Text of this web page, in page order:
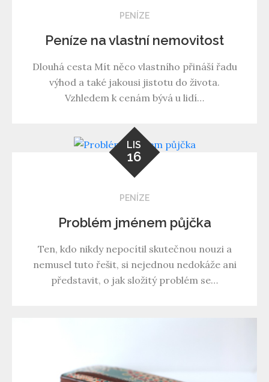
PENÍZE
Peníze na vlastní nemovitost
Dlouhá cesta Mít něco vlastního přináší řadu
výhod a také jakousi jistotu do života.
Vzhledem k cenám bývá u lidí…
LIS
16
PENÍZE
Problém jménem půjčka
Ten, kdo nikdy nepocítil skutečnou nouzi a
nemusel tuto řešit, si nejednou nedokáže ani
představit, o jak složitý problém se…